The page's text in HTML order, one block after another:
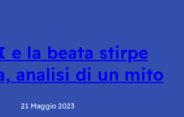
e la beata stirpe
analisi di un mito
21 Maggio 2023